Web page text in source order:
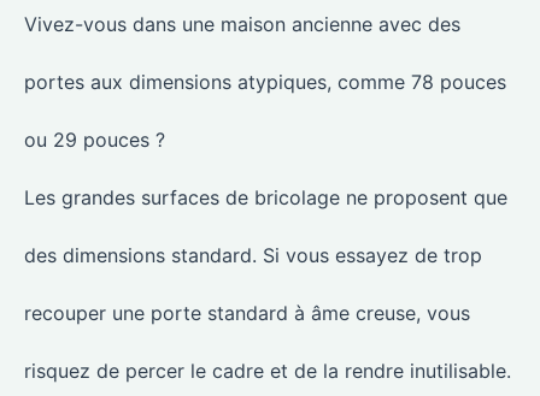
Vivez-vous dans une maison ancienne avec des
portes aux dimensions atypiques, comme 78 pouces
ou 29 pouces ?
Les grandes surfaces de bricolage ne proposent que
des dimensions standard. Si vous essayez de trop
recouper une porte standard à âme creuse, vous
risquez de percer le cadre et de la rendre inutilisable.